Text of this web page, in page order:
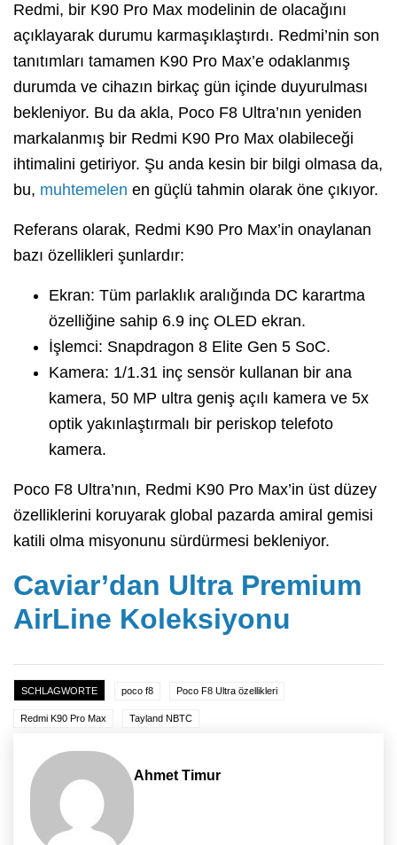
Redmi, bir K90 Pro Max modelinin de olacağını
açıklayarak durumu karmaşıklaştırdı. Redmi’nin son
tanıtımları tamamen K90 Pro Max’e odaklanmış
durumda ve cihazın birkaç gün içinde duyurulması
bekleniyor. Bu da akla, Poco F8 Ultra’nın yeniden
markalanmış bir Redmi K90 Pro Max olabileceği
ihtimalini getiriyor. Şu anda kesin bir bilgi olmasa da,
bu, muhtemelen en güçlü tahmin olarak öne çıkıyor.
Referans olarak, Redmi K90 Pro Max’in onaylanan
bazı özellikleri şunlardır:
Ekran: Tüm parlaklık aralığında DC karartma
özelliğine sahip 6.9 inç OLED ekran.
İşlemci: Snapdragon 8 Elite Gen 5 SoC.
Kamera: 1/1.31 inç sensör kullanan bir ana
kamera, 50 MP ultra geniş açılı kamera ve 5x
optik yakınlaştırmalı bir periskop telefoto
kamera.
Poco F8 Ultra’nın, Redmi K90 Pro Max’in üst düzey
özelliklerini koruyarak global pazarda amiral gemisi
katili olma misyonunu sürdürmesi bekleniyor.
Caviar’dan Ultra Premium
AirLine Koleksiyonu
SCHLAGWORTE poco f8 Poco F8 Ultra özellikleri
Redmi K90 Pro Max Tayland NBTC
Ahmet Timur